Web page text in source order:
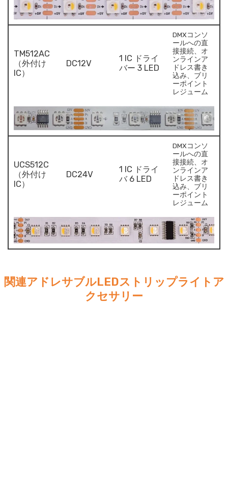
TM512AC
（外付け
IC）
DC12V
1 IC ドライ
バー 3 LED
DMXコンソ
ールへの直
接接続、オ
ンラインア
ドレス書き
込み、ブリ
ーポイント
レジューム
UCS512C
（外付け
IC）
DC24V
1 IC ドライ
バ 6 LED
DMXコンソ
ールへの直
接接続、オ
ンラインア
ドレス書き
込み、ブリ
ーポイント
レジューム
関連アドレサブルLEDストリップライトア
クセサリー